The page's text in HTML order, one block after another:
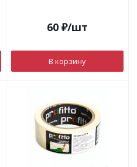
60 ₽/шт
В корзину